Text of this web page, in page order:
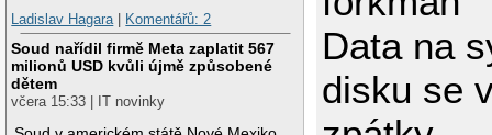
Ladislav Hagara| Komentářů: 2
Soud nařídil firmě Meta zaplatit 567
milionů USD kvůli újmě způsobené
dětem
včera 15:33 | IT novinky
Data na
disku se